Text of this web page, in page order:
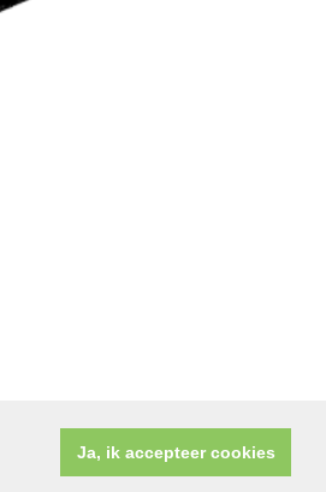
Ja, ik accepteer cookies